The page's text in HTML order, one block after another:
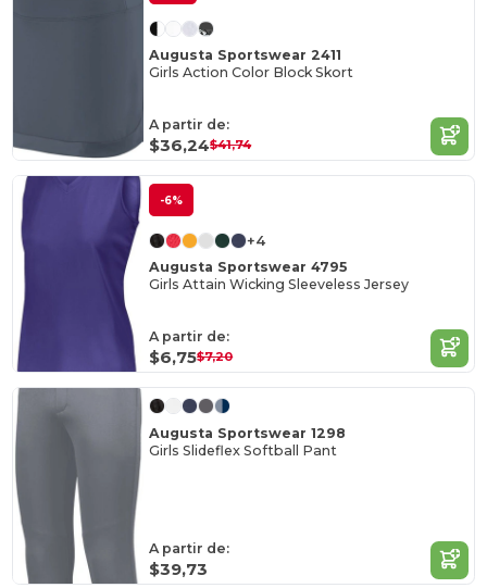
Augusta Sportswear 2411
Girls Action Color Block Skort
A partir de:
$36,24$41,74
-6%
+4
Augusta Sportswear 4795
Girls Attain Wicking Sleeveless Jersey
A partir de:
$6,75$7,20
Augusta Sportswear 1298
Girls Slideflex Softball Pant
A partir de:
$39,73